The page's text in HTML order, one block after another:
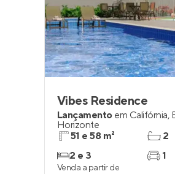
Vibes Residence
Lançamento em Califórnia,
Horizonte
51 e 58 m²
2 e 3
2
1
Venda a partir de